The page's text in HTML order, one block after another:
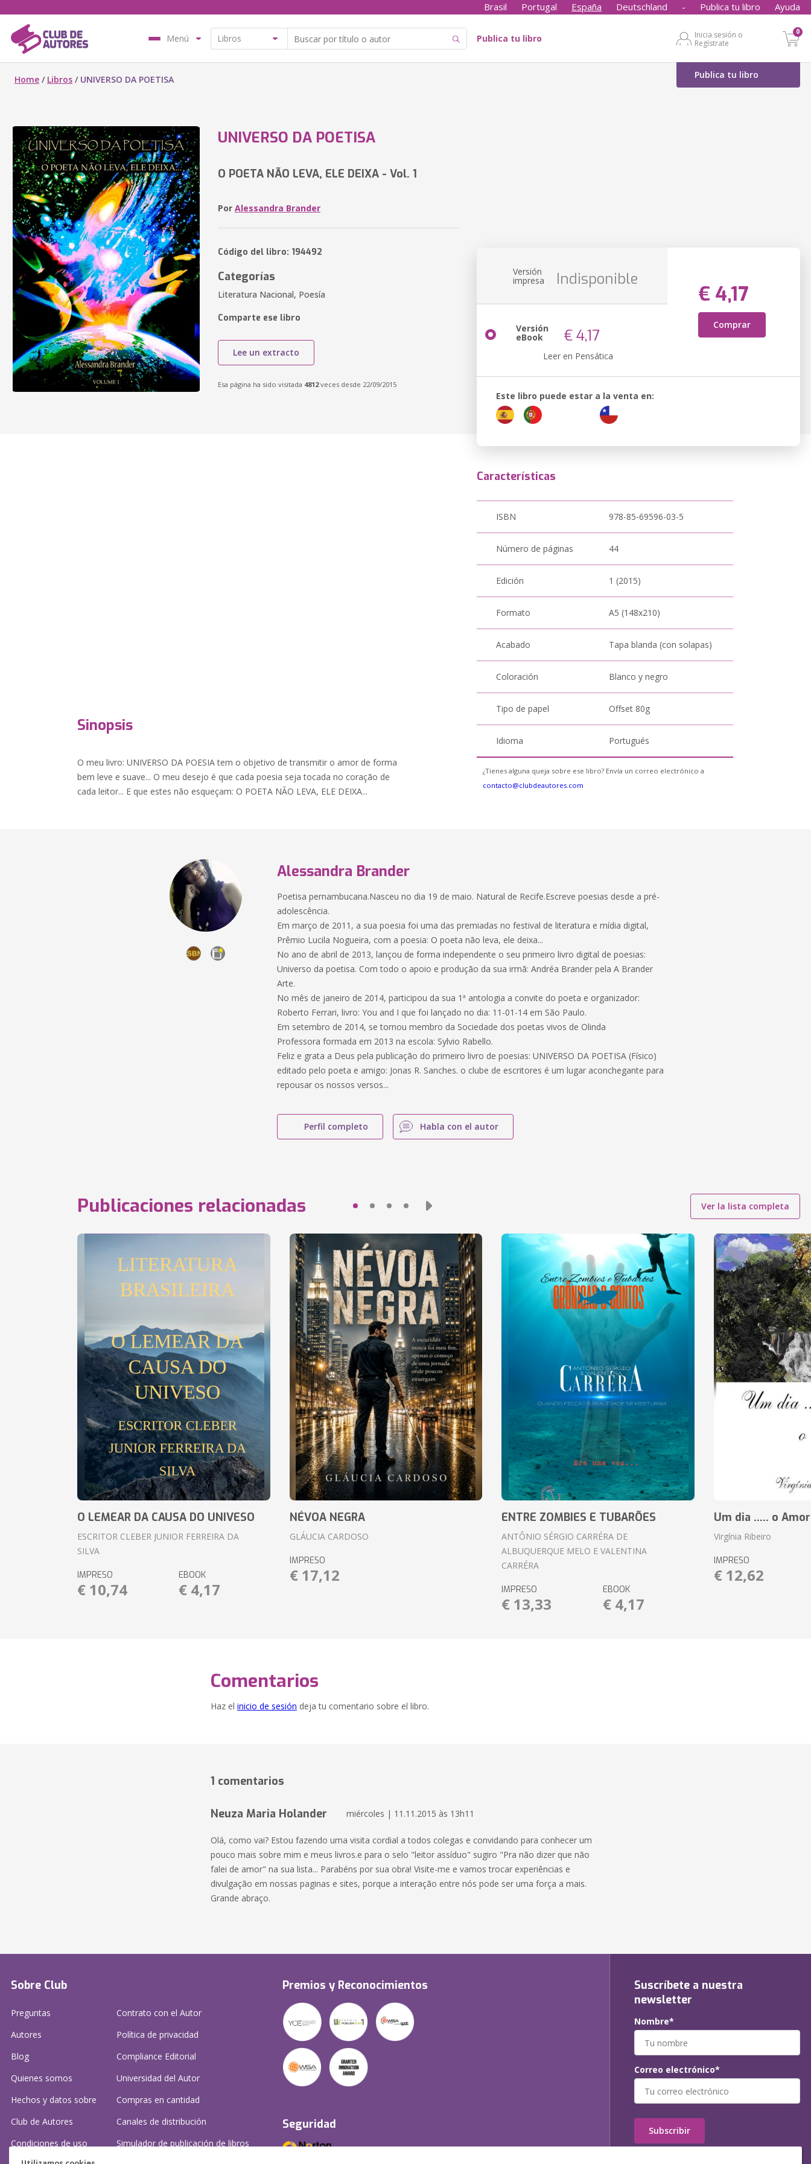
Brasil Portugal España Deutschland - Publica tu libro Ayuda
Menú Publica tu libro
Inicia sesión o
Regístrate
0
Publica tu libro
Home / Libros / UNIVERSO DA POETISA
UNIVERSO DA POETISA
O POETA NÃO LEVA, ELE DEIXA - Vol. 1
Por Alessandra Brander
Código del libro: 194492
Categorías
Literatura Nacional, Poesía
Comparte ese libro
Lee un extracto
Esa página ha sido visitada 4812veces desde 22/09/2015
Versión
impresa Indisponible
€ 4,17
Comprar
Versión
eBook € 4,17
Leer en Pensática
Este libro puede estar a la venta en:
Sinopsis
O meu livro: UNIVERSO DA POESIA tem o objetivo de transmitir o amor de forma
bem leve e suave... O meu desejo é que cada poesia seja tocada no coração de
cada leitor... E que estes não esqueçam: O POETA NÃO LEVA, ELE DEIXA...
Características
ISBN 978-85-69596-03-5
Número de páginas 44
Edición 1 (2015)
Formato A5 (148x210)
Acabado Tapa blanda (con solapas)
Coloración Blanco y negro
Tipo de papel Offset 80g
Idioma Portugués
¿Tienes alguna queja sobre ese libro? Envía un correo electrónico a
contacto@clubdeautores.com
Alessandra Brander
Poetisa pernambucana.Nasceu no dia 19 de maio. Natural de Recife.Escreve poesias desde a pré-
adolescência.
Em março de 2011, a sua poesia foi uma das premiadas no festival de literatura e mídia digital,
Prêmio Lucila Nogueira, com a poesia: O poeta não leva, ele deixa...
No ano de abril de 2013, lançou de forma independente o seu primeiro livro digital de poesias:
Universo da poetisa. Com todo o apoio e produção da sua irmã: Andréa Brander pela A Brander
Arte.
No mês de janeiro de 2014, participou da sua 1ª antologia a convite do poeta e organizador:
Roberto Ferrari, livro: You and I que foi lançado no dia: 11-01-14 em São Paulo.
Em setembro de 2014, se tornou membro da Sociedade dos poetas vivos de Olinda
Professora formada em 2013 na escola: Sylvio Rabello.
Feliz e grata a Deus pela publicação do primeiro livro de poesias: UNIVERSO DA POETISA (Físico)
editado pelo poeta e amigo: Jonas R. Sanches. o clube de escritores é um lugar aconchegante para
repousar os nossos versos...
Perfil completo Habla con el autor
Publicaciones relacionadas Ver la lista completa
O LEMEAR DA CAUSA DO UNIVESO
ESCRITOR CLEBER JUNIOR FERREIRA DA
SILVA
IMPRESO
€ 10,74
EBOOK
€ 4,17
NÉVOA NEGRA
GLÁUCIA CARDOSO
IMPRESO
€ 17,12
ENTRE ZOMBIES E TUBARÕES
ANTÔNIO SÉRGIO CARRÉRA DE
ALBUQUERQUE MELO E VALENTINA
CARRÉRA
IMPRESO
€ 13,33
EBOOK
€ 4,17
Um dia ..... o Amor
Virgínia Ribeiro
IMPRESO
€ 12,62
Comentarios
Haz el inicio de sesión deja tu comentario sobre el libro.
1 comentarios
Neuza Maria Holander miércoles | 11.11.2015 às 13h11
Olá, como vai? Estou fazendo uma visita cordial a todos colegas e convidando para conhecer um
pouco mais sobre mim e meus livros.e para o selo "leitor assíduo" sugiro "Pra não dizer que não
falei de amor" na sua lista... Parabéns por sua obra! Visite-me e vamos trocar experiências e
divulgação em nossas paginas e sites, porque a interação entre nós pode ser uma força a mais.
Grande abraço.
Sobre Club
Preguntas
Autores
Blog
Quienes somos
Hechos y datos sobre
Club de Autores
Condiciones de uso
Contrato con el Autor
Política de privacidad
Compliance Editorial
Universidad del Autor
Compras en cantidad
Canales de distribución
Simulador de publicación de libros
Premios y Reconocimientos
Seguridad
Suscríbete a nuestra
newsletter
Nombre*
Correo electrónico*
Subscribir